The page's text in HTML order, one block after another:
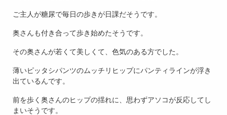
ご主人が糖尿で毎日の歩きが日課だそうです。
奥さんも付き合って歩き始めたそうです。
その奥さんが若くて美しくて、色気のある方でした。
薄いピッタシパンツのムッチリヒップにパンティラインが浮き
出ているんです。
前を歩く奥さんのヒップの揺れに、思わずアソコが反応してし
まいそうです。